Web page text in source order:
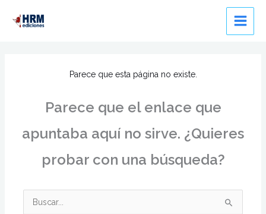
Parece que esta página no existe.
Parece que el enlace que
apuntaba aquí no sirve. ¿Quieres
probar con una búsqueda?
Buscar